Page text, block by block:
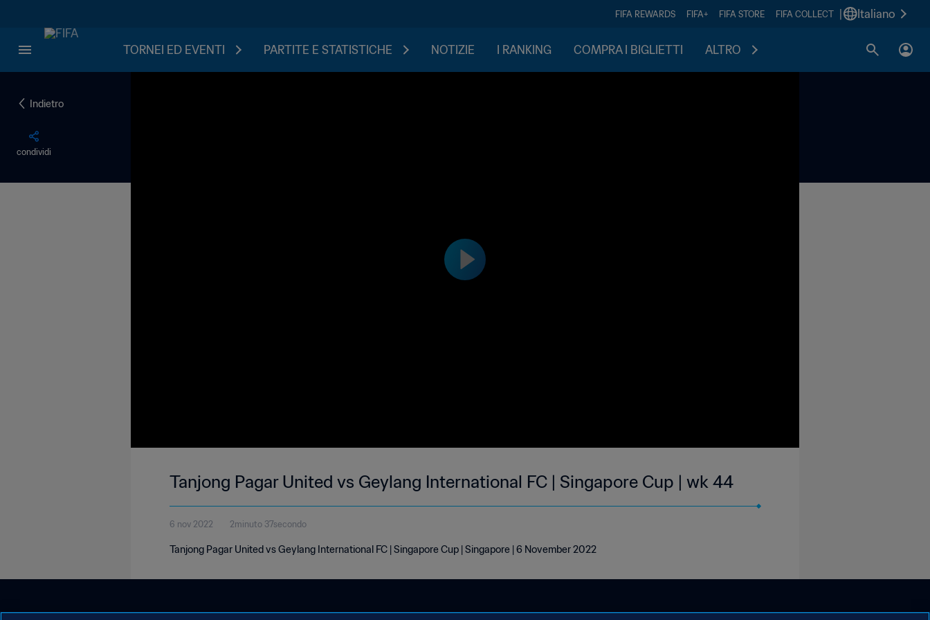
FIFA REWARDS FIFA+ FIFA STORE FIFA COLLECT Italiano
TORNEI ED EVENTI PARTITE E STATISTICHE NOTIZIE I RANKING COMPRA I BIGLIETTI ALTRO
Indietro
condividi
Tanjong Pagar United vs Geylang International FC | Singapore Cup | wk 44
6 nov 2022 2minuto 37secondo
Tanjong Pagar United vs Geylang International FC | Singapore Cup | Singapore | 6 November 2022